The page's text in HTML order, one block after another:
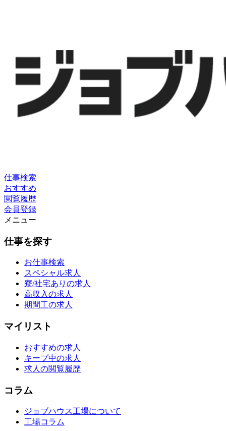
仕事検索
おすすめ
閲覧履歴
会員登録
メニュー
仕事を探す
お仕事検索
スペシャル求人
寮/社宅ありの求人
高収入の求人
期間工の求人
マイリスト
おすすめの求人
キープ中の求人
求人の閲覧履歴
コラム
ジョブハウス工場について
工場コラム